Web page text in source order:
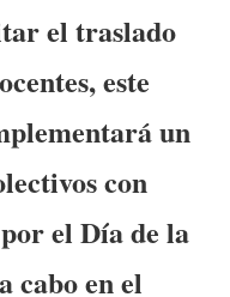
el traslado
este
un
con
el Día de la
cabo en el